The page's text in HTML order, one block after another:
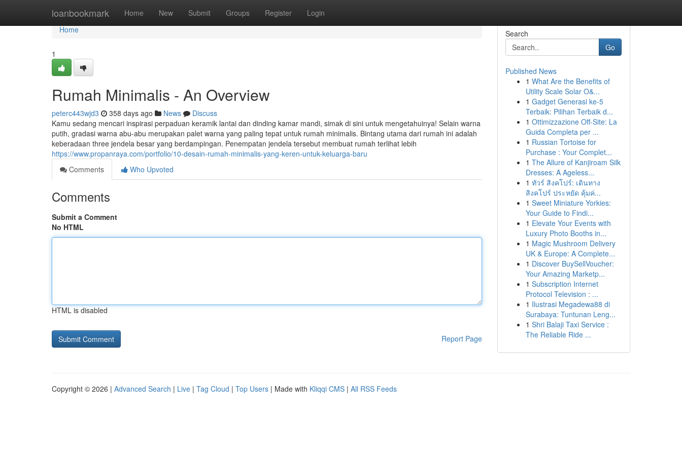
loanbookmark Home New Submit Groups Register Login
Home
Home
1
Rumah Minimalis - An Overview
peterc443wjd3 358 days ago News
Discuss
Kamu sedang mencari inspirasi perpaduan keramik lantai dan dinding kamar mandi, simak di sini untuk mengetahuinya! Selain warna
putih, gradasi warna abu-abu merupakan palet warna yang paling tepat untuk rumah minimalis. Bintang utama dari rumah ini adalah
keberadaan three jendela besar yang berdampingan. Penempatan jendela tersebut membuat rumah terlihat lebih
https://www.propanraya.com/portfolio/10-desain-rumah-minimalis-yang-keren-untuk-keluarga-baru
Comments
Who Upvoted
Comments
Submit a Comment
No HTML
HTML is disabled
Report Page
Search
Go
Published News
1 What Are the Benefits of
Utility Scale Solar O&...
1 Gadget Generasi ke-5
Terbaik: Pilihan Terbaik d...
1 Ottimizzazione Off-Site: La
Guida Completa per ...
1 Russian Tortoise for
Purchase : Your Complet...
1 The Allure of Kanjiroam Silk
Dresses: A Ageless...
1 ทัวร์ สิงคโปร์: เดินทาง
สิงคโปร์ ประหยัด คุ้มค่...
1 Sweet Miniature Yorkies:
Your Guide to Findi...
1 Elevate Your Events with
Luxury Photo Booths in...
1 Magic Mushroom Delivery
UK & Europe: A Complete...
1 Discover BuySellVoucher:
Your Amazing Marketp...
1 Subscription Internet
Protocol Television : ...
1 Ilustrasi Megadewa88 di
Surabaya: Tuntunan Leng...
1 Shri Balaji Taxi Service :
The Reliable Ride ...
Copyright © 2026 | Advanced Search | Live | Tag Cloud | Top Users | Made with Kliqqi CMS | All RSS Feeds